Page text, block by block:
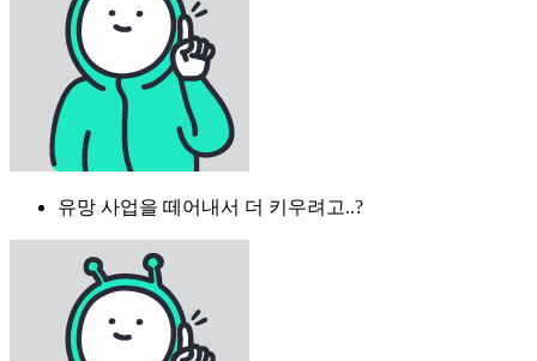
유망 사업을 떼어내서 더 키우려고..?